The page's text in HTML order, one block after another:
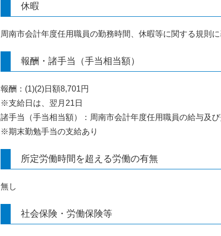
休暇
周南市会計年度任用職員の勤務時間、休暇等に関する規則
報酬・諸手当（手当相当額）
報酬：(1)(2)日額8,701円
※支給日は、翌月21日
諸手当（手当相当額）：周南市会計年度任用職員の給与及
※期末勤勉手当の支給あり
所定労働時間を超える労働の有無
無し
社会保険・労働保険等